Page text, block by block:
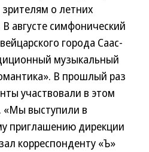
о летних
В августе симфонический
города Саас-
музыкальный
В прошлый раз
участвовали в этом
«Мы выступили в
приглашению дирекции
корреспонденту «Ъ»